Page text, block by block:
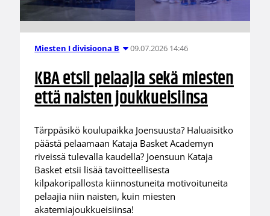
Miesten I divisioona B 09.07.2026 14:46
KBA etsii pelaajia sekä miesten
että naisten joukkueisiinsa
Tärppäsikö koulupaikka Joensuusta? Haluaisitko
päästä pelaamaan Kataja Basket Academyn
riveissä tulevalla kaudella? Joensuun Kataja
Basket etsii lisää tavoitteellisesta
kilpakoripallosta kiinnostuneita motivoituneita
pelaajia niin naisten, kuin miesten
akatemiajoukkueisiinsa!